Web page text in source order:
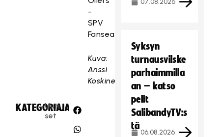
-
SPV
Fanseat.com.
Kuva:
Anssi
Koskinen
KATEGORIA:
Uuti
set
JAA:
07.08.2026
Syksyn
turnausvilske
parhaimmilla
an – katso
pelit
SalibandyTV:s
tä
06.08.2026